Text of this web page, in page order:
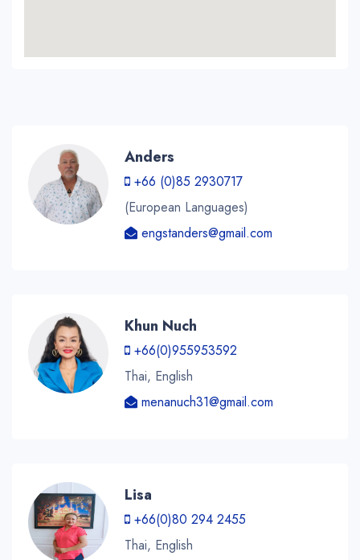
Anders
+66 (0)85 2930717
(European Languages)
engstanders@gmail.com
Khun Nuch
+66(0)955953592
Thai, English
menanuch31@gmail.com
Lisa
+66(0)80 294 2455
Thai, English